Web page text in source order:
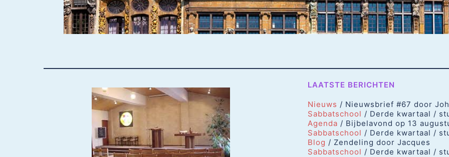
LAATSTE BERICHTEN
Nieuws / Nieuwsbrief #67 door
Sabbatschool / Derde kwartaal /
Agenda / Bijbelavond op 13
Sabbatschool / Derde kwartaal /
Blog / Zendeling door Jacques
Sabbatschool / Derde kwartaal /